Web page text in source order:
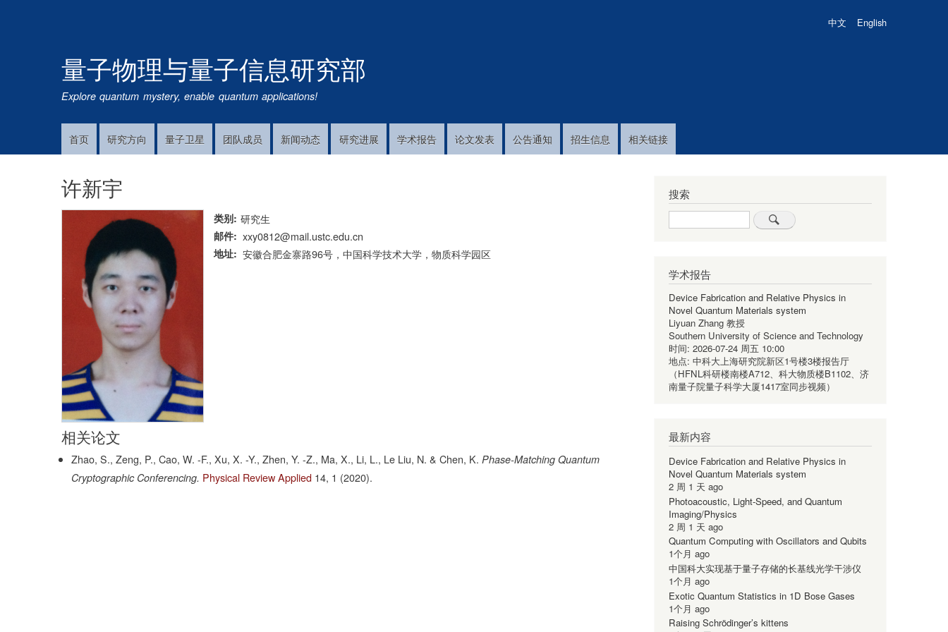
中文 English
量子物理与量子信息研究部
Explore quantum mystery, enable quantum applications!
Main首页 研究方向 量子卫星 团队成员 新闻动态 研究进展 学术报告 论文发表 公告通知 招生信息 相关链接
许新宇
类别 研究生
邮件 xxy0812@mail.ustc.edu.cn
地址 安徽合肥金寨路96号，中国科学技术大学，物质科学园区
相关论文
Zhao, S., Zeng, P., Cao, W. -F., Xu, X. -Y., Zhen, Y. -Z., Ma, X., Li, L., Le Liu, N. & Chen, K. Phase-Matching Quantum
Cryptographic Conferencing. Physical Review Applied 14, 1 (2020).
搜索
Search
学术报告
Device Fabrication and Relative Physics in
Novel Quantum Materials system
Liyuan Zhang 教授
Southern University of Science and Technology
时间: 2026-07-24 周五 10:00
地点: 中科大上海研究院新区1号楼3楼报告厅
（HFNL科研楼南楼A712、科大物质楼B1102、济
南量子院量子科学大厦1417室同步视频）
最新内容
Device Fabrication and Relative Physics in
Novel Quantum Materials system
2 周 1 天 ago
Photoacoustic, Light-Speed, and Quantum
Imaging/Physics
2 周 1 天 ago
Quantum Computing with Oscillators and Qubits
1个月 ago
中国科大实现基于量子存储的长基线光学干涉仪
1个月 ago
Exotic Quantum Statistics in 1D Bose Gases
1个月 ago
Raising Schrödinger’s kittens